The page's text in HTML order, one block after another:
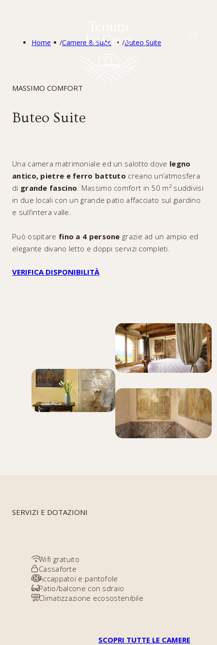
Home /Camere & Suite /Buteo Suite
MASSIMO COMFORT
Buteo Suite
Una camera matrimoniale ed un salotto dove legno
antico, pietre e ferro battuto creano un’atmosfera
di grande fascino . Massimo comfort in 50 m² suddivisi
in due locali con un grande patio affacciato sul giardino
e sull’intera valle.
Può ospitare fino a 4 persone grazie ad un ampio ed
elegante divano letto e doppi servizi completi.
VERIFICA DISPONIBILITÀ
SERVIZI E DOTAZIONI
Wifi gratuito
Cassaforte
Accappatoi e pantofole
Patio/balcone con sdraio
Climatizzazione ecosostenibile
SCOPRI TUTTE LE CAMERE